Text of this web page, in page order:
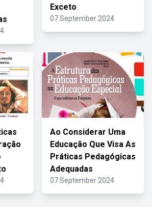
Exceto
07 September 2024
Ao Considerar Uma
Educação Que Visa As
Práticas Pedagógicas
Adequadas
07 September 2024